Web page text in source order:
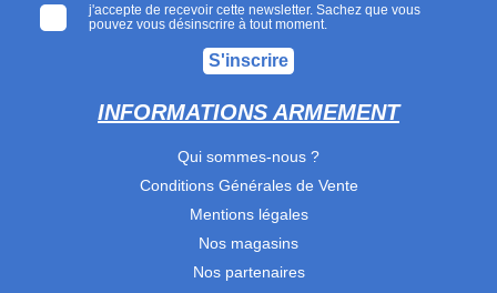
j'accepte de recevoir cette newsletter. Sachez que vous
pouvez vous désinscrire à tout moment.
S'inscrire
INFORMATIONS ARMEMENT
Qui sommes-nous ?
Conditions Générales de Vente
Mentions légales
Nos magasins
Nos partenaires